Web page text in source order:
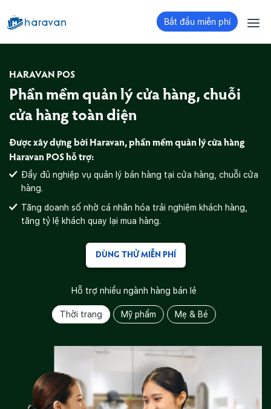
Bắt đầu miễn phí
HARAVAN POS
Phần mềm quản lý cửa hàng, chuỗi
cửa hàng toàn diện
Được xây dựng bởi Haravan, phần mềm quản lý cửa hàng
Haravan POS hỗ trợ:
Đầy đủ nghiệp vụ quản lý bán hàng tại cửa hàng, chuỗi cửa
hàng.
Tăng doanh số nhờ cá nhân hóa trải nghiệm khách hàng,
tăng tỷ lệ khách quay lại mua hàng.
DÙNG THỬ MIỄN PHÍ
Hỗ trợ nhiều ngành hàng bán lẻ
Thời trang Mỹ phẩm Mẹ & Bé